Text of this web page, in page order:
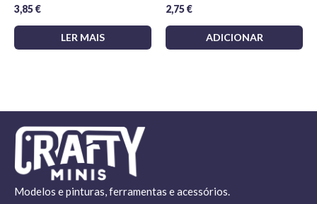
3,85€
LER MAIS
2,75€
ADICIONAR
Modelos e pinturas, ferramentas e acessórios.